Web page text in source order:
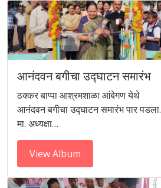
आनंदवन बगीचा उद्घाटन समारंभ
ठक्कर बाप्पा आश्रमशाळा आंबेगण येथे
आनंदवन बगीचा उद्घाटन समारंभ पार पडला.
मा. अध्यक्षा…
View Album